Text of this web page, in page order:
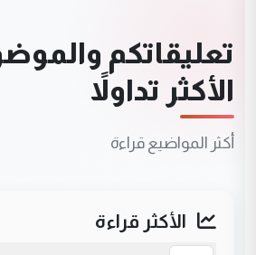
تعليقاتكم
الأكثر تداولاً
أكثر المواضيع قراءة
الأكثر قراءة